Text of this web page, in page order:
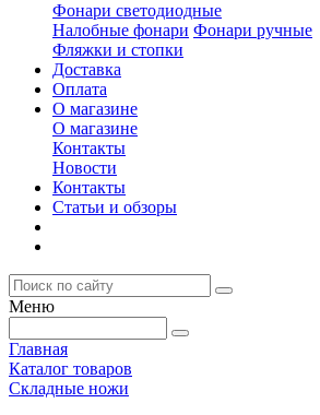
Фонари светодиодные
Налобные фонари Фонари ручные
Фляжки и стопки
Доставка
Оплата
О магазине
О магазине
Контакты
Новости
Контакты
Статьи и обзоры
Меню
Главная
Каталог товаров
Складные ножи